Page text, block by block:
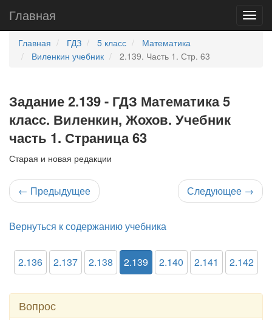
Главная
Главная ГДЗ 5 класс
Математика
Виленкин учебник
2.139. Часть 1. Стр. 63
Задание 2.139 - ГДЗ Математика 5
класс. Виленкин, Жохов. Учебник
часть 1. Страница 63
Старая и новая редакции
← Предыдущее Следующее →
Вернуться к содержанию учебника
2.136 2.137 2.138 2.139 2.140 2.141 2.142
Вопрос